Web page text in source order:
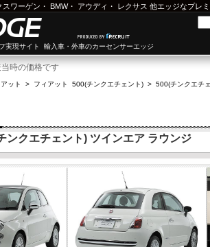
スワーゲン ・ BMW・ アウディ ・ レクサス 他エッジなプレ
実現サイト 輸入車・外車のカーセンサーエッジ
時の価格です
ット > フィアット 500(チンクエチェント) > 500(チンクエチ
ンクエチェント) ツインエア ラウンジ